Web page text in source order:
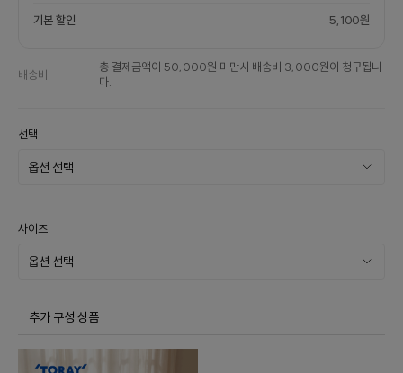
기본 할인 5,100원
배송비
총 결제금액이 50,000원 미만시 배송비 3,000원이 청구됩니
다.
선택
사이즈
추가 구성 상품